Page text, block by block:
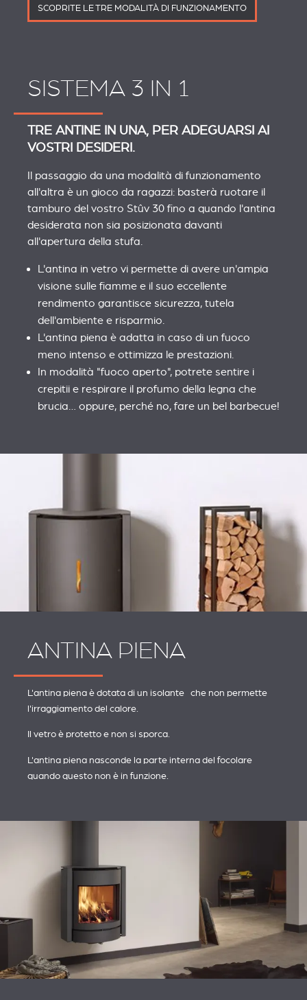
SCOPRITE LE TRE MODALITÀ DI FUNZIONAMENTO
SISTEMA 3 IN 1
TRE ANTINE IN UNA, PER ADEGUARSI AI
VOSTRI DESIDERI.
Il passaggio da una modalità di funzionamento
all'altra è un gioco da ragazzi: basterà ruotare il
tamburo del vostro Stûv 30 fino a quando l'antina
desiderata non sia posizionata davanti
all'apertura della stufa.
L'antina in vetro vi permette di avere un'ampia
visione sulle fiamme e il suo eccellente
rendimento garantisce sicurezza, tutela
dell'ambiente e risparmio.
L'antina piena è adatta in caso di un fuoco
meno intenso e ottimizza le prestazioni.
In modalità "fuoco aperto", potrete sentire i
crepitii e respirare il profumo della legna che
brucia… oppure, perché no, fare un bel barbecue!
ANTINA PIENA
L'antina piena è dotata di un isolante che non permette
l'irraggiamento del calore.
Il vetro è protetto e non si sporca.
L'antina piena nasconde la parte interna del focolare
quando questo non è in funzione.